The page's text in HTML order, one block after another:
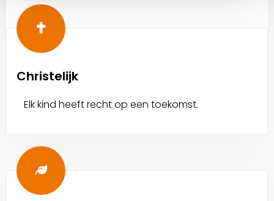
Christelijk
Elk kind heeft recht op een toekomst.